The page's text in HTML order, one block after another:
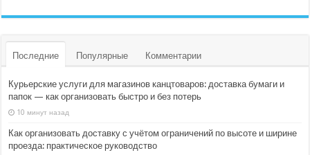
Последние Популярные Комментарии
Курьерские услуги для магазинов канцтоваров: доставка бумаги и
папок — как организовать быстро и без потерь
10 минут назад
Как организовать доставку с учётом ограничений по высоте и ширине
проезда: практическое руководство